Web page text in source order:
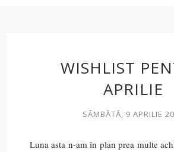
WISHLIST
APRILIE
SÂMBĂTĂ, 9 APRILIE
Luna asta n-am în plan prea multe